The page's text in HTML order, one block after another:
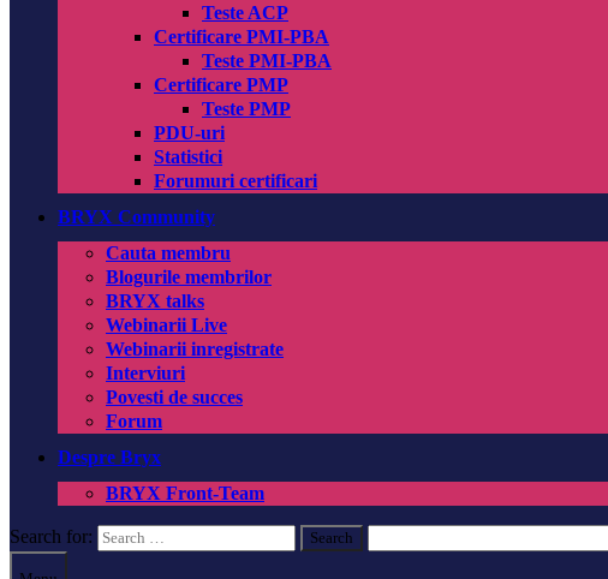
Teste ACP
Certificare PMI-PBA
Teste PMI-PBA
Certificare PMP
Teste PMP
PDU-uri
Statistici
Forumuri certificari
BRYX Community
Cauta membru
Blogurile membrilor
BRYX talks
Webinarii Live
Webinarii inregistrate
Interviuri
Povesti de succes
Forum
Despre Bryx
BRYX Front-Team
Search for: